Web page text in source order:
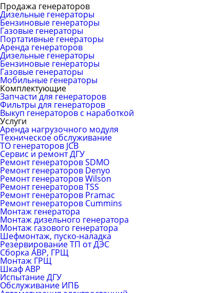
Продажа генераторов
Дизельные генераторы
Бензиновые генераторы
Газовые генераторы
Портативные генераторы
Аренда генераторов
Дизельные генераторы
Бензиновые генераторы
Газовые генераторы
Мобильные генераторы
Комплектующие
Запчасти для генераторов
Фильтры для генераторов
Выкуп генераторов с наработкой
Услуги
Аренда нагрузочного модуля
Техническое обслуживание
ТО генераторов JCB
Сервис и ремонт ДГУ
Ремонт генераторов SDMO
Ремонт генераторов Denyo
Ремонт генераторов Wilson
Ремонт генераторов TSS
Ремонт генераторов Pramac
Ремонт генераторов Сummins
Монтаж генератора
Монтаж дизельного генератора
Монтаж газового генератора
Шефмонтаж, пуско-наладка
Резервирование ТП от ДЭС
Сборка АВР, ГРЩ
Монтаж ГРЩ
Шкаф АВР
Испытание ДГУ
Обслуживание ИПБ